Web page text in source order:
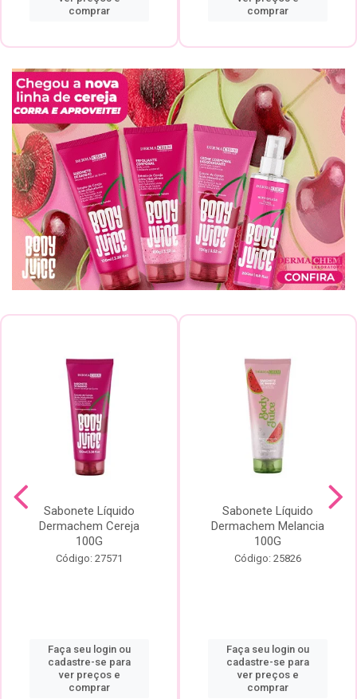
comprar
comprar
Sabonete Líquido
Dermachem Cereja
100G
Código: 27571
Faça seu login ou
cadastre-se para
ver preços e
comprar
Sabonete Líquido
Dermachem Melancia
100G
Código: 25826
Faça seu login ou
cadastre-se para
ver preços e
comprar